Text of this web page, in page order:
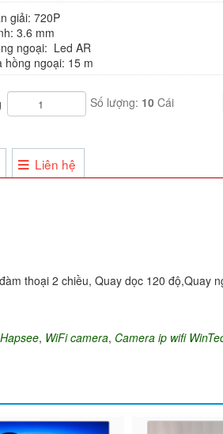
giải: 720P
3.6 mm
ngoại: Led AR
hồng ngoại: 15 m
Số lượng: 10Cái
Liên hệ
thoại 2 chiều, Quay dọc 120 độ,Quay
Hapsee, WiFi camera, Camera ip wifi